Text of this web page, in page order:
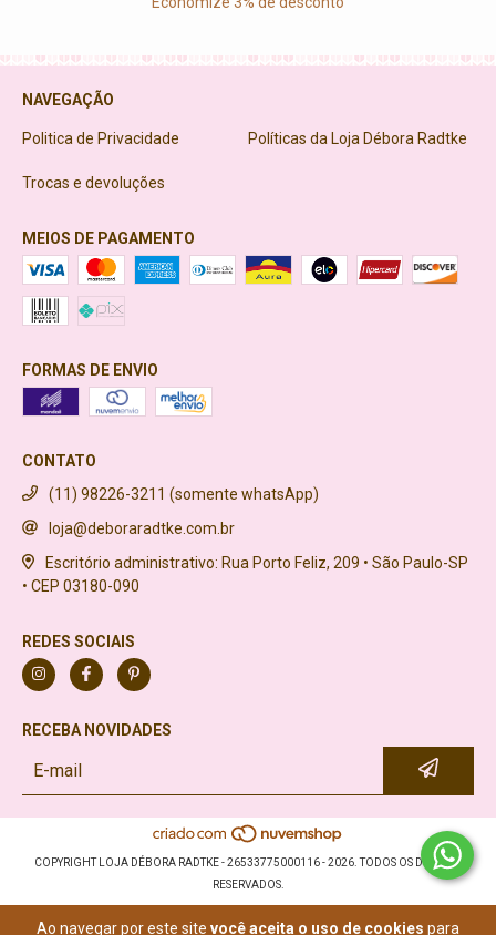
Ao navegar por este site você aceita o uso de cookies para
NAVEGAÇÃO
Politica de Privacidade Políticas da Loja Débora Radtke
Trocas e devoluções
MEIOS DE PAGAMENTO
FORMAS DE ENVIO
CONTATO
(11) 98226-3211 (somente whatsApp)
loja@deboraradtke.com.br
Escritório administrativo: Rua Porto Feliz, 209 • São Paulo-SP
• CEP 03180-090
REDES SOCIAIS
RECEBA NOVIDADES
COPYRIGHT LOJA DÉBORA RADTKE - 26533775000116 - 2026. TODOS OS DIREITOS
RESERVADOS.